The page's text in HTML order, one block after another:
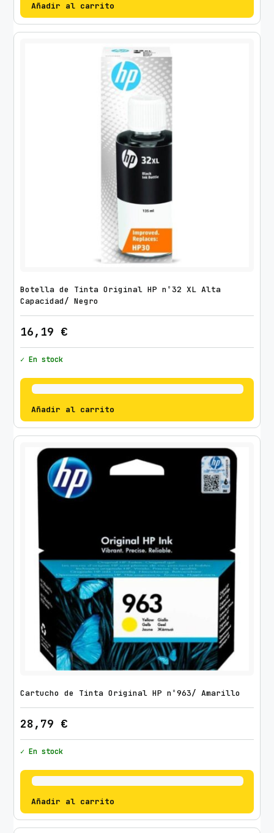
Añadir al carrito
Botella de Tinta Original HP nº32 XL Alta
Capacidad/ Negro
16,19 €
✓ En stock
Añadir al carrito
Cartucho de Tinta Original HP nº963/ Amarillo
28,79 €
✓ En stock
Añadir al carrito